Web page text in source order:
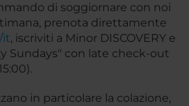
di soggiornare con noi
prenota direttamente
it, iscriviti a Minor DISCOVERY e
Sundays" con late check-out
in particolare la colazione,